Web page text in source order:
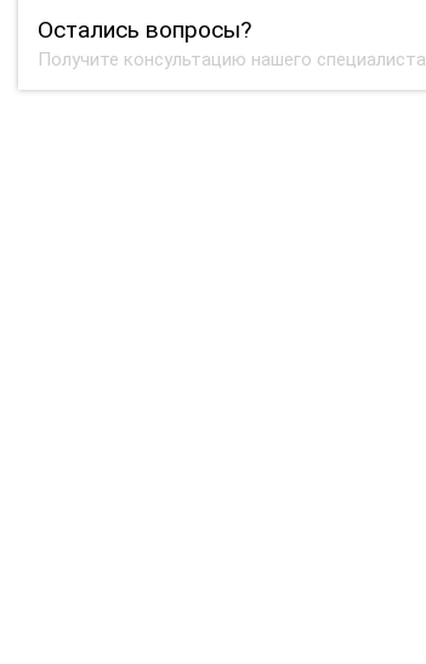
Остались вопросы?
Получите консультацию нашего специалиста